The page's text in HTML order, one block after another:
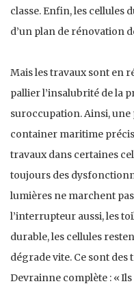
classe. Enfin, les cellules
d’un plan de rénovation
Mais les travaux sont en
pallier l’insalubrité de la
suroccupation. Ainsi,
container maritime
travaux dans certaines
toujours des
lumières ne marchent
l’interrupteur aussi, les
durable, les cellules
dégrade vite. Ce sont des
Devrainne complète : «